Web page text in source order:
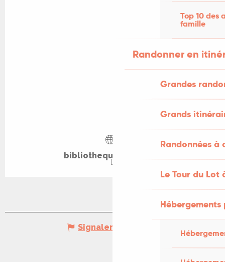
Top 10 des
famille
Randonner en
Grandes
Grands
Randonnées
Le Tour du Lot
bibliotheque.gramat.fr
Signaler une erreur